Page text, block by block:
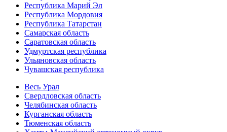
Республика Марий Эл
Республика Мордовия
Республика Татарстан
Самарская область
Саратовская область
Удмуртская республика
Ульяновская область
Чувашская республика
Весь Урал
Свердловская область
Челябинская область
Курганская область
Тюменская область